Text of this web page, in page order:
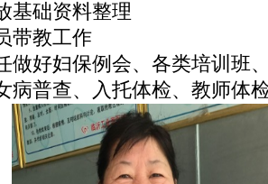
基础资料整理
带教工作
做好妇保例会、各类培训班
病普查、入托体检、教师体